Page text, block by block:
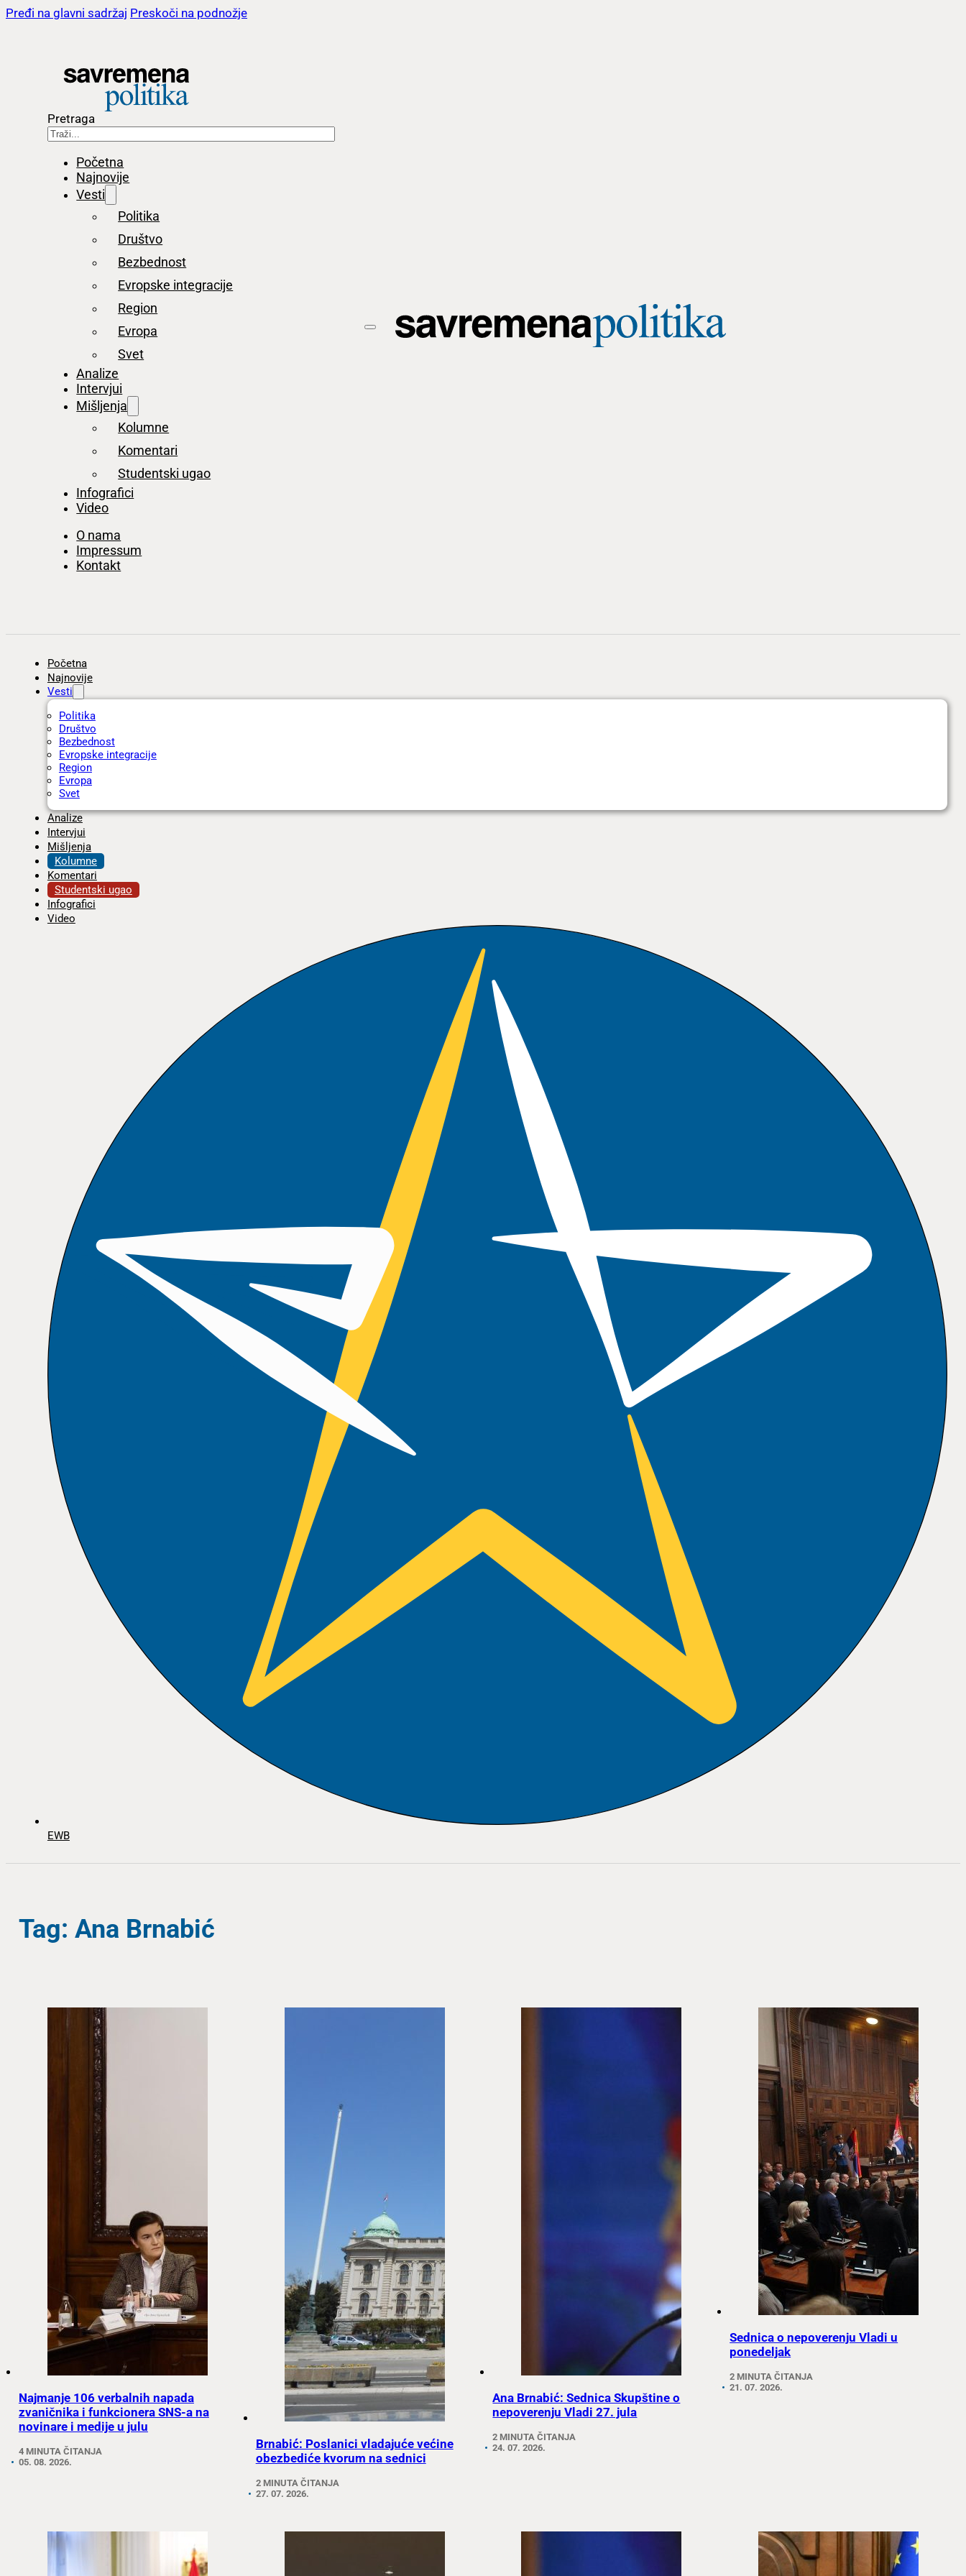
Pređi na glavni sadržaj Preskoči na podnožje
Pretraga
Početna
Najnovije
Vesti
Politika
Društvo
Bezbednost
Evropske integracije
Region
Evropa
Svet
Analize
Intervjui
Mišljenja
Kolumne
Komentari
Studentski ugao
Infografici
Video
O nama
Impressum
Kontakt
Početna
Najnovije
Vesti
Politika
Društvo
Bezbednost
Evropske integracije
Region
Evropa
Svet
Analize
Intervjui
Mišljenja
Kolumne
Komentari
Studentski ugao
Infografici
Video
EWB
Tag: Ana Brnabić
Najmanje 106 verbalnih napada
zvaničnika i funkcionera SNS-a na
novinare i medije u julu
4 MINUTA ČITANJA
05. 08. 2026.
Brnabić: Poslanici vladajuće većine
obezbediće kvorum na sednici
2 MINUTA ČITANJA
27. 07. 2026.
Ana Brnabić: Sednica Skupštine o
nepoverenju Vladi 27. jula
2 MINUTA ČITANJA
24. 07. 2026.
Sednica o nepoverenju Vladi u
ponedeljak
2 MINUTA ČITANJA
21. 07. 2026.